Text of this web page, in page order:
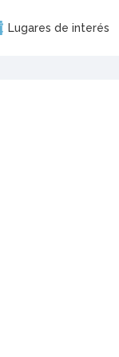
Lugares de interés